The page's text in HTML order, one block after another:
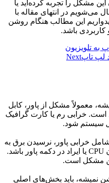
مشکل را تجربه کرده‌اید یا
می‌شویم در انتهای مقاله با
این مطالب هنگام روشن
باشد.
به تلویزیون
لپ تاپNext
معمولاً مشکل از پاور، کابل
است. خرابی رم یا کارت گرافیک
سیستم شود.
خرابی پاور، نرسیدن برق به
مادربرد، شل بودن رم، آسیب دیدن CPU یا ایراد در دکمه پاور باشد.
مشکل است.
نمیشه، باید بخش‌های اصلی